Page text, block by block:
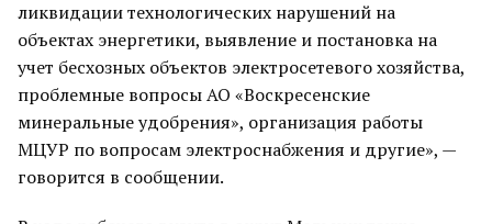
ликвидации технологических нарушений на
объектах энергетики, выявление и постановка на
учет бесхозных объектов электросетевого хозяйства,
проблемные вопросы АО «Воскресенские
минеральные удобрения», организация работы
МЦУР по вопросам электроснабжения и другие», —
говорится в сообщении.